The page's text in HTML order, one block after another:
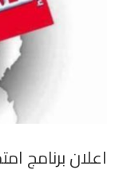
اعلان برنامج